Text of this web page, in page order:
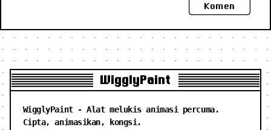
Komen
WigglyPaint
WigglyPaint - Alat melukis animasi percuma.
Cipta, animasikan, kongsi.